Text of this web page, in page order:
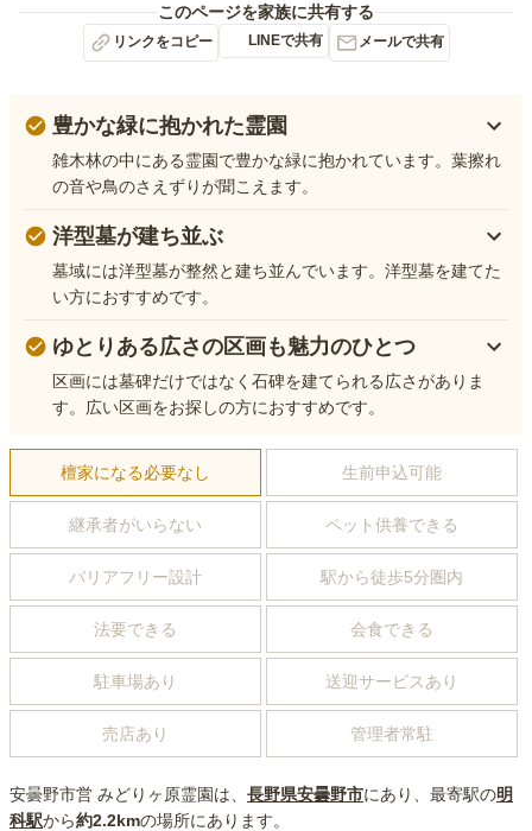
このページを家族に共有する
リンクをコピー LINEで共有 メールで共有
豊かな緑に抱かれた霊園
雑木林の中にある霊園で豊かな緑に抱かれています。葉擦れ
の音や鳥のさえずりが聞こえます。
洋型墓が建ち並ぶ
墓域には洋型墓が整然と建ち並んでいます。洋型墓を建てた
い方におすすめです。
ゆとりある広さの区画も魅力のひとつ
区画には墓碑だけではなく石碑を建てられる広さがありま
す。広い区画をお探しの方におすすめです。
檀家になる必要なし 生前申込可能
継承者がいらない ペット供養できる
バリアフリー設計 駅から徒歩5分圏内
法要できる 会食できる
駐車場あり 送迎サービスあり
売店あり 管理者常駐
安曇野市営 みどりヶ原霊園は、 長野県安曇野市にあり 、最寄駅の明
科駅から約2.2kmの場所にあり ます。